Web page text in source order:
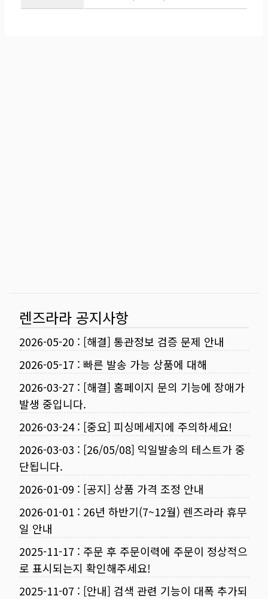
렌즈라라 공지사항
2026-05-20 : [해결] 통관정보 검증 문제 안내
2026-05-17 : 빠른 발송 가능 상품에 대해
2026-03-27 : [해결] 홈페이지 문의 기능에 장애가
발생 중입니다.
2026-03-24: [중요] 피싱메세지에 주의하세요!
2026-03-03 : [26/05/08] 익일발송의 테스트가 중
단됩니다.
2026-01-09 : [공지] 상품 가격 조정 안내
2026-01-01 : 26년 하반기(7~12월) 렌즈라라 휴무
일 안내
2025-11-17 : 주문 후 주문이력에 주문이 정상적으
로 표시되는지 확인해주세요!
2025-11-07 : [안내] 검색 관련 기능이 대폭 추가되